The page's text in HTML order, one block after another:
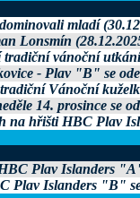
mladí
Lonsmín
tradiční vánoční
- Plav "B" se
Vánoční
14. prosince se
na hřišti HBC Plav
Plav Islanders
Plav Islanders "B"